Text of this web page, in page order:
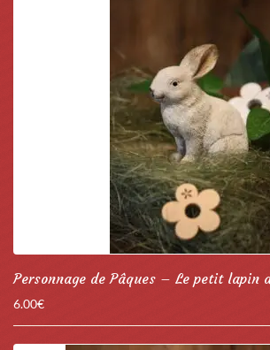
Personnage de Pâques – Le petit lapin
6.00€